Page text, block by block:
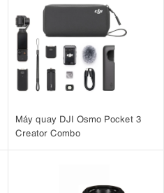
Máy quay DJI Osmo Pocket 3
Creator Combo